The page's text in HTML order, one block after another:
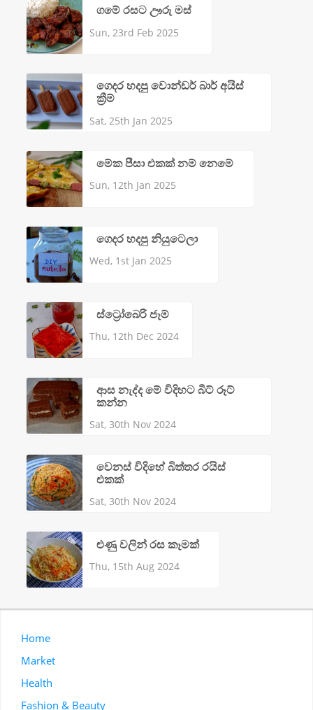
ගමේ රසට ඌරු මස්
Sun, 23rd Feb 2025
ගෙදර හදපු වොන්ඩර් බාර් අයිස්
ක්‍රීම්
Sat, 25th Jan 2025
මේක පීසා එකක් නම් නෙමේ
Sun, 12th Jan 2025
ගෙදර හදපු නියුටෙලා
Wed, 1st Jan 2025
ස්ට්‍රෝබෙරි ජෑම්
Thu, 12th Dec 2024
ආස නැද්ද මේ විදිහට බීට් රූට්
කන්න
Sat, 30th Nov 2024
වෙනස් විදිහේ බිත්තර රයිස්
එකක්
Sat, 30th Nov 2024
ළුණු වලින් රස කෑමක්
Thu, 15th Aug 2024
Home
Market
Health
Fashion & Beauty